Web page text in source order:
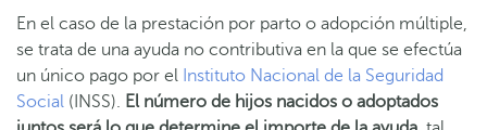
En el caso de la prestación por parto o adopción múltiple,
se trata de una ayuda no contributiva en la que se efectúa
un único pago por el Instituto Nacional de la Seguridad
Social (INSS). El número de hijos nacidos o adoptados